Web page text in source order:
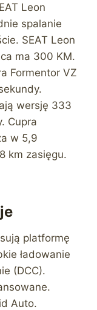
Leon
spalanie
SEAT Leon
ma 300 KM.
Formentor VZ
wersję 333
Cupra
w 5,9
km zasięgu.
platformę
ładowanie
(DCC).
Auto.